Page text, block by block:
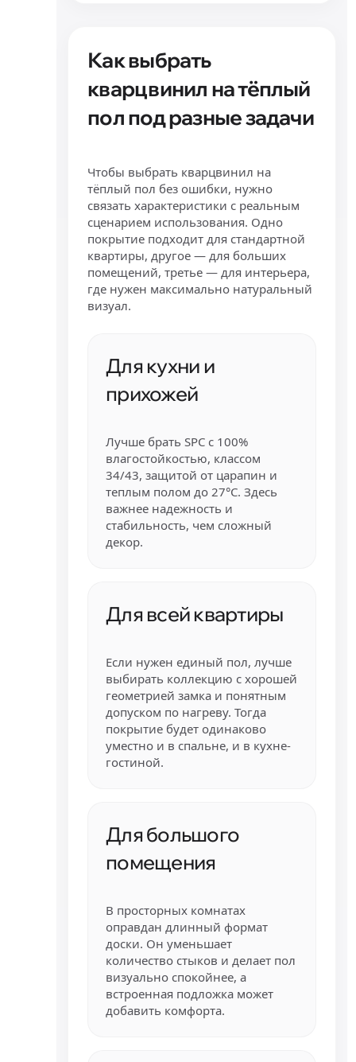
Как выбрать
кварцвинил на тёплый
пол под разные задачи
Чтобы выбрать кварцвинил на
тёплый пол без ошибки, нужно
связать характеристики с реальным
сценарием использования. Одно
покрытие подходит для стандартной
квартиры, другое — для больших
помещений, третье — для интерьера,
где нужен максимально натуральный
визуал.
Для кухни и
прихожей
Лучше брать SPC с 100%
влагостойкостью, классом
34/43, защитой от царапин и
теплым полом до 27°C. Здесь
важнее надежность и
стабильность, чем сложный
декор.
Для всей квартиры
Если нужен единый пол, лучше
выбирать коллекцию с хорошей
геометрией замка и понятным
допуском по нагреву. Тогда
покрытие будет одинаково
уместно и в спальне, и в кухне-
гостиной.
Для большого
помещения
В просторных комнатах
оправдан длинный формат
доски. Он уменьшает
количество стыков и делает пол
визуально спокойнее, а
встроенная подложка может
добавить комфорта.